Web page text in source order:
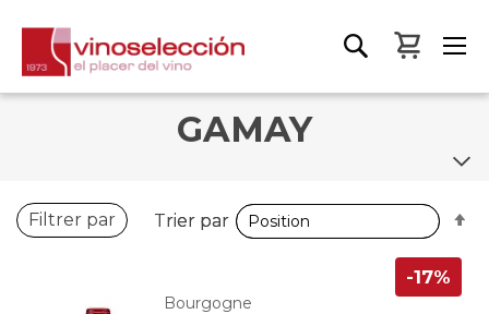
Mon
GAMAY
Bourgogne
-17%
Filtrer par Trier par
Trier par